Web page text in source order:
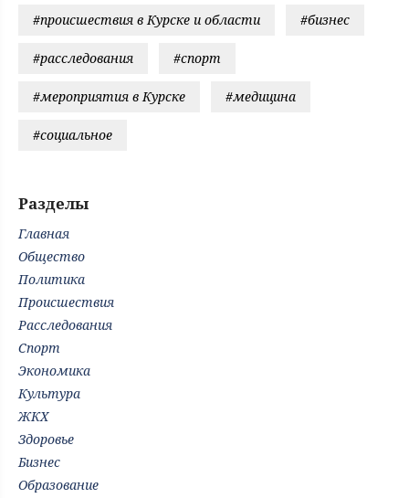
#происшествия в Курске и области #бизнес
#расследования #спорт
#мероприятия в Курске #медицина
#социальное
Разделы
Главная
Общество
Политика
Происшествия
Расследования
Спорт
Экономика
Культура
ЖКХ
Здоровье
Бизнес
Образование